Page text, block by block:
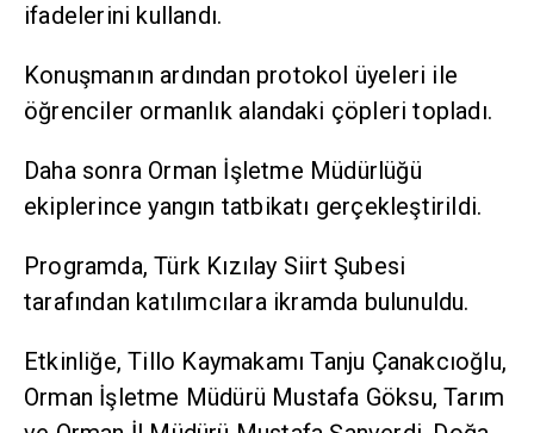
ifadelerini kullandı.
Konuşmanın ardından protokol üyeleri ile
öğrenciler ormanlık alandaki çöpleri topladı.
Daha sonra Orman İşletme Müdürlüğü
ekiplerince yangın tatbikatı gerçekleştirildi.
Programda, Türk Kızılay Siirt Şubesi
tarafından katılımcılara ikramda bulunuldu.
Etkinliğe, Tillo Kaymakamı Tanju Çanakcıoğlu,
Orman İşletme Müdürü Mustafa Göksu, Tarım